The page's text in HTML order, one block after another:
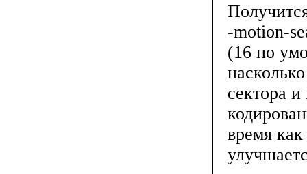
-motion-
(16 по
сектора
время